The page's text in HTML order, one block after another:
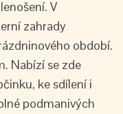
V
zahrady
období.
Nabízí se zde
ke sdílení i
podmanivých